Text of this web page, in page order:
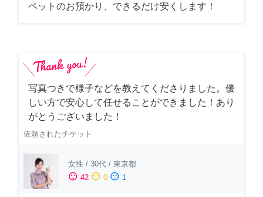
ペットのお預かり、できるだけ安くします！
写真つきで様子などを教えてくださりました。優
しい方で安心して任せることができました！あり
がとうございました！
依頼されたチケット
女性 / 30代 / 東京都
sentiment_satisfied 42 sentiment_neutral 0 sentiment_dissatisfied 1